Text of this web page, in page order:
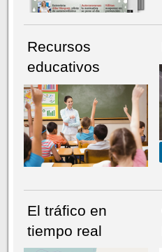
Recursos
educativos
El tráfico en
tiempo real